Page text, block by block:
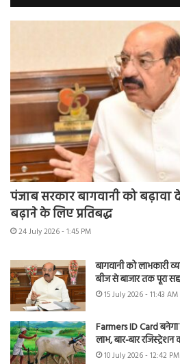
पंजाब सरकार बागवानी को
बढ़ाने के लिए प्रतिबद्ध
24 July 2026 - 1:45 PM
बागवानी को लाभकारी
बीज से बाजार तक पूरा
15 July 2026 - 11:43 AM
Farmers ID Card
लाभ, बार-बार
10 July 2026 - 12:42 PM